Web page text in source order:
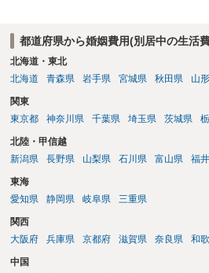
都道府県から婚姻費用(別居中の生活
北海道・東北
北海道
青森県 岩手県 宮城県 秋田県 山
関東
東京都
神奈川県 千葉県 埼玉県 茨城県
北陸・甲信越
新潟県
長野県 山梨県 石川県 富山県 福
東海
愛知県
静岡県 岐阜県 三重県
関西
大阪府
兵庫県 京都府 滋賀県 奈良県 和
中国